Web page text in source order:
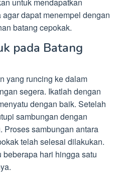
dapat menempel dengan
batang cepokak.
pada Batang
yang runcing ke dalam
segera. Ikatlah dengan
dengan baik. Setelah
sambungan dengan
Proses sambungan antara
telah selesai dilakukan.
hari hingga satu